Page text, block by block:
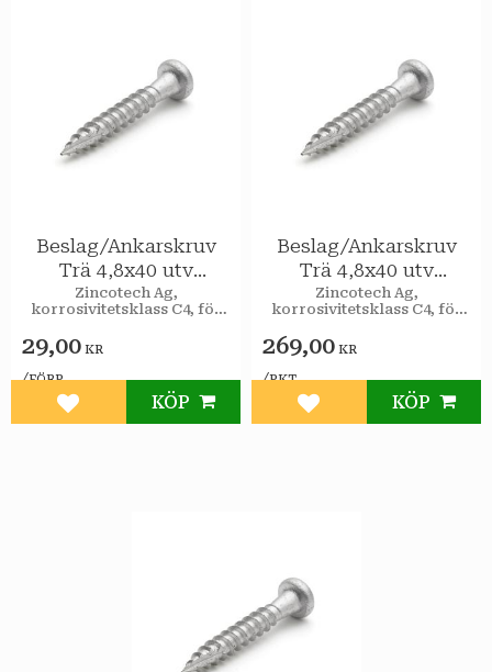
Beslag/Ankarskruv
Trä 4,8x40 utv
20st/förp
Zincotech Ag,
korrosivitetsklass C4, för
29,00 KR
/FÖRP
Lägg till i favoriter
KÖP
Beslag/Ankarskruv
Trä 4,8x40 utv
400st/pkt
Zincotech Ag,
korrosivitetsklass C4, för
269,00 KR
/PKT
Lägg till i favoriter
KÖP